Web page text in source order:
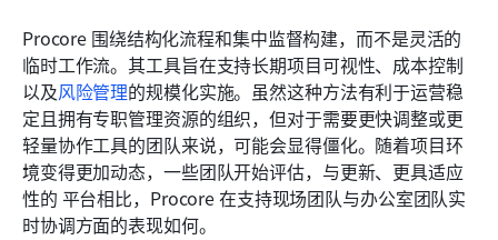
Procore 围绕结构化流程和集中监督构建，而不是灵活的
临时工作流。其工具旨在支持长期项目可视性、成本控制
以及风险管理的规模化实施。虽然这种方法有利于运营稳
定且拥有专职管理资源的组织，但对于需要更快调整或更
轻量协作工具的团队来说，可能会显得僵化。随着项目环
境变得更加动态，一些团队开始评估，与更新、更具适应
性的 平台相比，Procore 在支持现场团队与办公室团队实
时协调方面的表现如何。